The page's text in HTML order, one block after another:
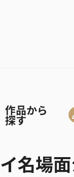
作品から
探す
名場